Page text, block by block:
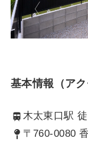
基本情報（ア
木太東口駅
〒760-0080